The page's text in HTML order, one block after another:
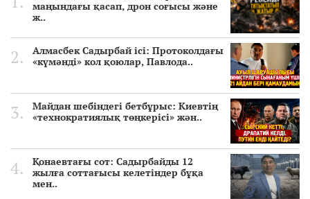
маңындағы қасап, дрон соғысы және
ж..
Алмасбек Садырбай ісі: Протоколдағы
«күмәнді» кол қоюлар, Павлода..
Майдан шебіндегі бетбұрыс: Киевтің
«технократиялық төңкерісі» жән..
Қонаевтағы сот: Садырбайды 12
жылға соттағысы келетіндер бұқа
мен..